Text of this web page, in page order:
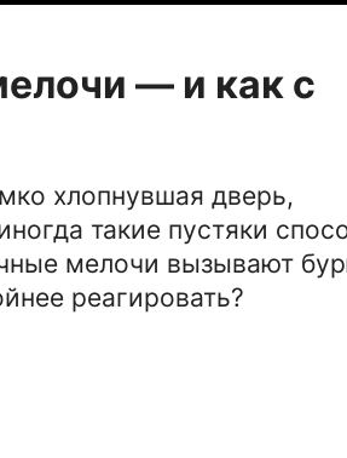
— и как с
хлопнувшая дверь,
такие пустяки
мелочи вызывают
реагировать?